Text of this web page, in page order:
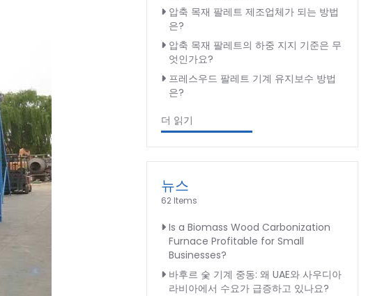
압축 목재 팔레트 제조업체가 되는 방법
은?
압축 목재 팔레트의 하중 지지 기준은 무
엇인가요?
프레스우드 팔레트 기계 유지보수 방법
은?
더 읽기
뉴스
62 Items
Is a Biomass Wood Carbonization
Furnace Profitable for Small
Businesses?
바후르 숯 기계 중동: 왜 UAE와 사우디아
라비아에서 수요가 급증하고 있나요?